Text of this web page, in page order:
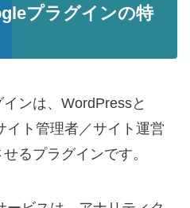
プラグインの特
ンは、WordPressと
イト管理者／サイト運営
るプラグインです。